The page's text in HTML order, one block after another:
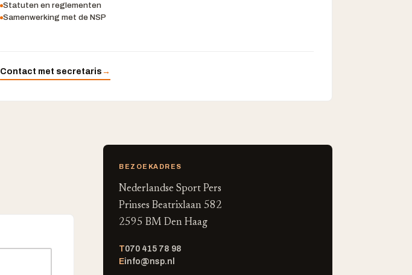
Statuten en reglementen
Samenwerking met de NSP
Contact met secretaris →
BEZOEKADRES
Nederlandse Sport Pers
Prinses Beatrixlaan 582
2595 BM Den Haag
T070 415 78 98
Einfo@nsp.nl